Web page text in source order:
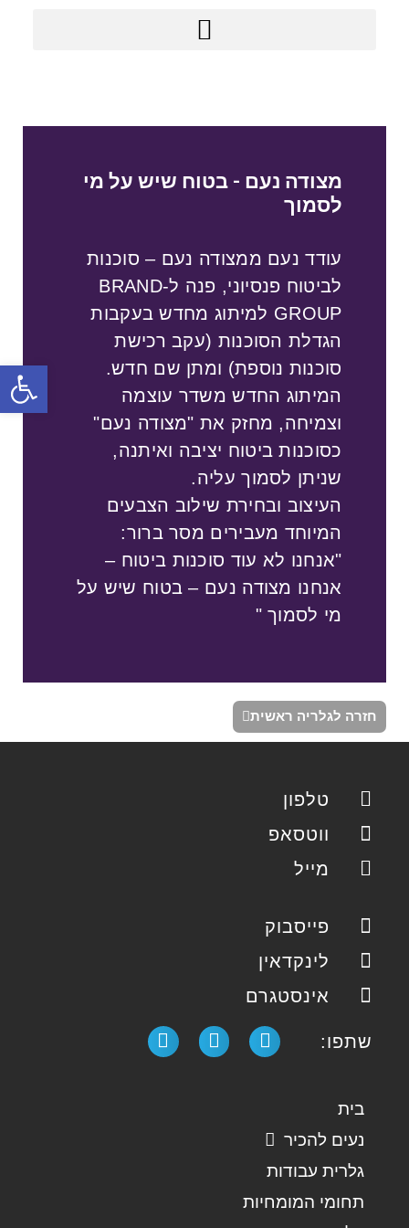
מצודה נעם - בטוח שיש על מי
לסמוך
עודד נעם ממצודה נעם – סוכנות
לביטוח פנסיוני, פנה ל-BRAND
GROUP למיתוג מחדש בעקבות
הגדלת הסוכנות (עקב רכישת
סוכנות נוספת) ומתן שם חדש.
המיתוג החדש משדר עוצמה
וצמיחה, מחזק את "מצודה נעם"
כסוכנות ביטוח יציבה ואיתנה,
שניתן לסמוך עליה.
העיצוב ובחירת שילוב הצבעים
המיוחד מעבירים מסר ברור:
"אנחנו לא עוד סוכנות ביטוח –
אנחנו מצודה נעם – בטוח שיש על
מי לסמוך "
חזרה לגלריה ראשית
טלפון
ווטסאפ
מייל
פייסבוק
לינקדאין
אינסטגרם
שתפו:
בית
נעים להכיר
גלרית עבודות
תחומי המומחיות
פתח